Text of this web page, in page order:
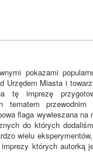
pokazami
Urzędem Miasta i
tę imprezę
tematem
flaga wywieszana
do których
wielu
których autorką